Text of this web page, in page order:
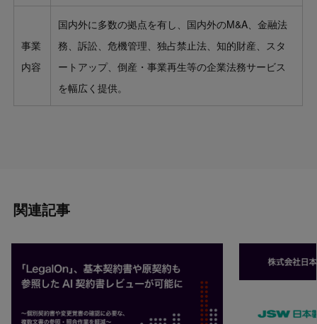
事業
内容
国内外に多数の拠点を有し、国内外のM&A、金融法
務、訴訟、危機管理、独占禁止法、知的財産、スタ
ートアップ、倒産・事業再生等の企業法務サービス
を幅広く提供。
関連記事